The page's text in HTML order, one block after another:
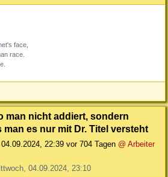
face,
race.
man nicht addiert, sondern
es nur mit Dr. Titel versteht
22:39 vor 704 Tagen @ Arbeiter
04.09.2024, 23:10